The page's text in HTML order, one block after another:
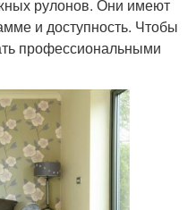
рулонов. Они имеют
и доступность. Чтобы
профессиональными